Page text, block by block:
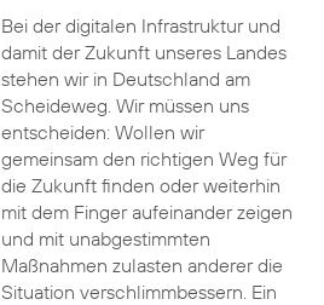
Bei der digitalen Infrastruktur und
damit der Zukunft unseres Landes
stehen wir in Deutschland am
Scheideweg. Wir müssen uns
entscheiden: Wollen wir
gemeinsam den richtigen Weg für
die Zukunft finden oder weiterhin
mit dem Finger aufeinander zeigen
und mit unabgestimmten
Maßnahmen zulasten anderer die
Situation verschlimmbessern. Ein